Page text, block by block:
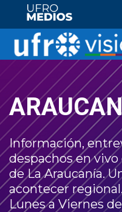
Información,
despachos en
de La Araucanía.
acontecer
Lunes a Viernes